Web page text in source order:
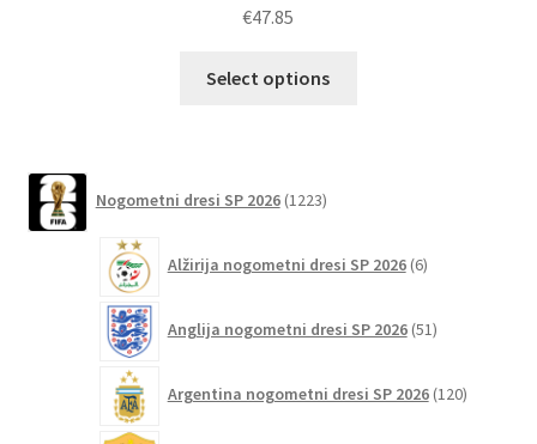
€47.85
Select options
izberete
strani
Nogometni dresi SP 2026 1223izdelkov
Alžirija nogometni dresi SP 2026 6izdelkov
Anglija nogometni dresi SP 2026 51izdelkov
Argentina nogometni dresi SP 2026 120izdelkov